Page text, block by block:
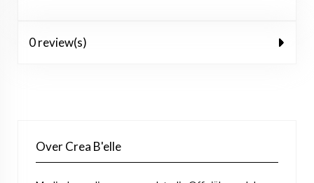
0 review(s)
Over Crea B'elle